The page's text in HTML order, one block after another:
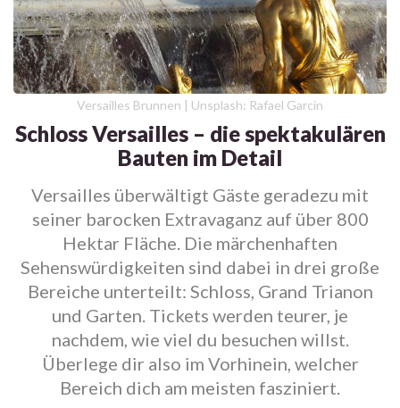
Versailles Brunnen | Unsplash: Rafael Garcin
Schloss Versailles – die spektakulären
Bauten im Detail
Versailles überwältigt Gäste geradezu mit
seiner barocken Extravaganz auf über 800
Hektar Fläche. Die märchenhaften
Sehenswürdigkeiten sind dabei in drei große
Bereiche unterteilt: Schloss, Grand Trianon
und Garten. Tickets werden teurer, je
nachdem, wie viel du besuchen willst.
Überlege dir also im Vorhinein, welcher
Bereich dich am meisten fasziniert.